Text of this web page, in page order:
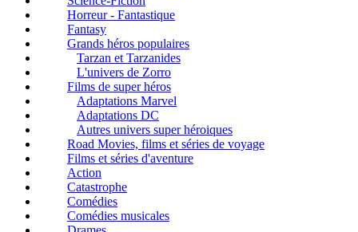
Horreur - Fantastique
Fantasy
Grands héros populaires
Tarzan et Tarzanides
L'univers de Zorro
Films de super héros
Adaptations Marvel
Adaptations DC
Autres univers super héroiques
Road Movies, films et séries de voyage
Films et séries d'aventure
Action
Catastrophe
Comédies
Comédies musicales